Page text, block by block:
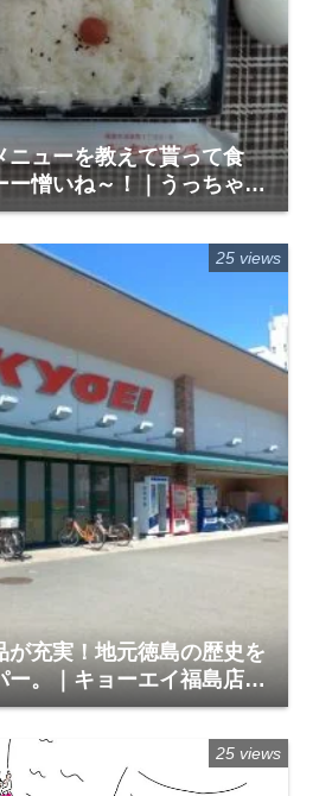
ニューを教えて貰って食
ー憎いね～！｜うっちゃん
東町１
が充実！地元徳島の歴史を
ー。｜キョーエイ福島店
25 views
25 views